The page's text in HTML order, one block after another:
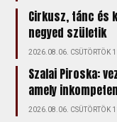
Cirkusz, tánc és
negyed születik
2026.08.06. CSÜTÖRTÖK
Szalai Piroska:
amely
2026.08.06. CSÜTÖRTÖK